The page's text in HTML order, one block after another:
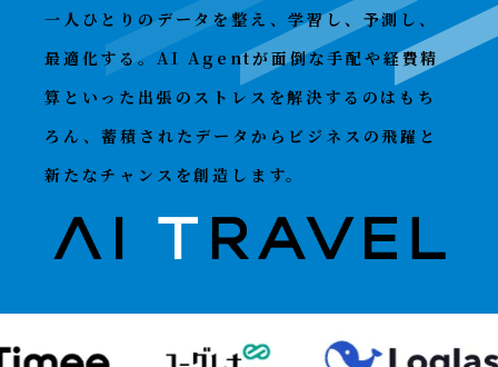
一人ひとりのデータを整え、学習し、予測し、
最適化する。AI Agentが面倒な手配や経費精
算といった出張のストレスを解決するのはもち
ろん、蓄積されたデータからビジネスの飛躍と
新たなチャンスを創造します。